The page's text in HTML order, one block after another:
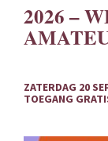
2026 –
ZATERDAG 20
TOEGANG